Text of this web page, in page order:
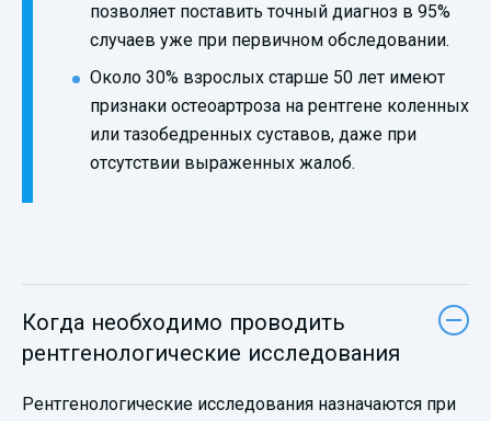
позволяет поставить точный диагноз в 95%
случаев уже при первичном обследовании.
Около 30% взрослых старше 50 лет имеют
признаки остеоартроза на рентгене коленных
или тазобедренных суставов, даже при
отсутствии выраженных жалоб.
Когда необходимо проводить
рентгенологические исследования
Рентгенологические исследования назначаются при